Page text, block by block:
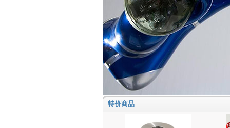
特价商品